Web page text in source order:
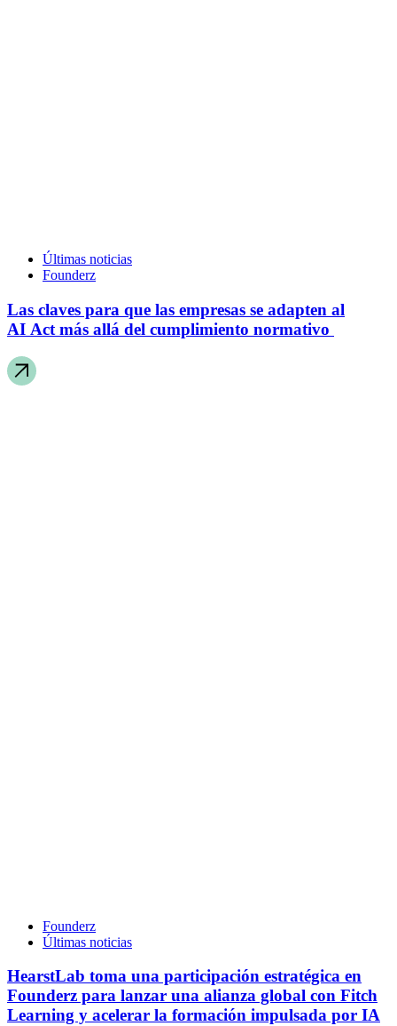
Últimas noticias
Founderz
Las claves para que las empresas se adapten al
AI Act más allá del cumplimiento normativo
Founderz
Últimas noticias
HearstLab toma una participación estratégica en
Founderz para lanzar una alianza global con Fitch
Learning y acelerar la formación impulsada por IA